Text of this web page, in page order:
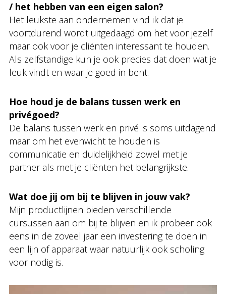
/ het hebben van een eigen salon?
Het leukste aan ondernemen vind ik dat je
voortdurend wordt uitgedaagd om het voor jezelf
maar ook voor je cliënten interessant te houden.
Als zelfstandige kun je ook precies dat doen wat je
leuk vindt en waar je goed in bent.
Hoe houd je de balans tussen werk en
privégoed?
De balans tussen werk en privé is soms uitdagend
maar om het evenwicht te houden is
communicatie en duidelijkheid zowel met je
partner als met je cliënten het belangrijkste.
Wat doe jij om bij te blijven in jouw vak?
Mijn productlijnen bieden verschillende
cursussen aan om bij te blijven en ik probeer ook
eens in de zoveel jaar een investering te doen in
een lijn of apparaat waar natuurlijk ook scholing
voor nodig is.